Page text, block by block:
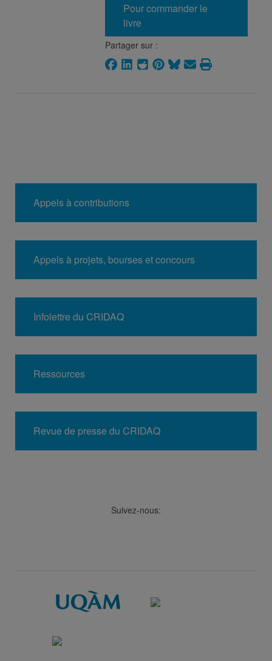
Pour commander le
livre
Partager sur :
Appels à contributions
Appels à projets, bourses et concours
Infolettre du CRIDAQ
Ressources
Revue de presse du CRIDAQ
Suivez-nous: